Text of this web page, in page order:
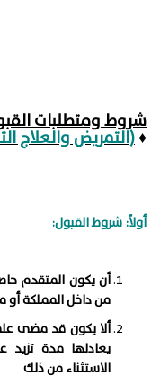
شروط ومتطلبات
(التمريض والعلاج♦
أولاً: شروط القبول:
أن يكون المتقدم
من داخل المملكة أو
ألا يكون قد مضى
يعادلها مدة
الاستثناء من ذلك